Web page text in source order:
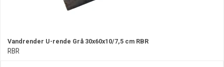
Vandrender U-rende Grå 30x60x10/7,5 cm RBR
RBR